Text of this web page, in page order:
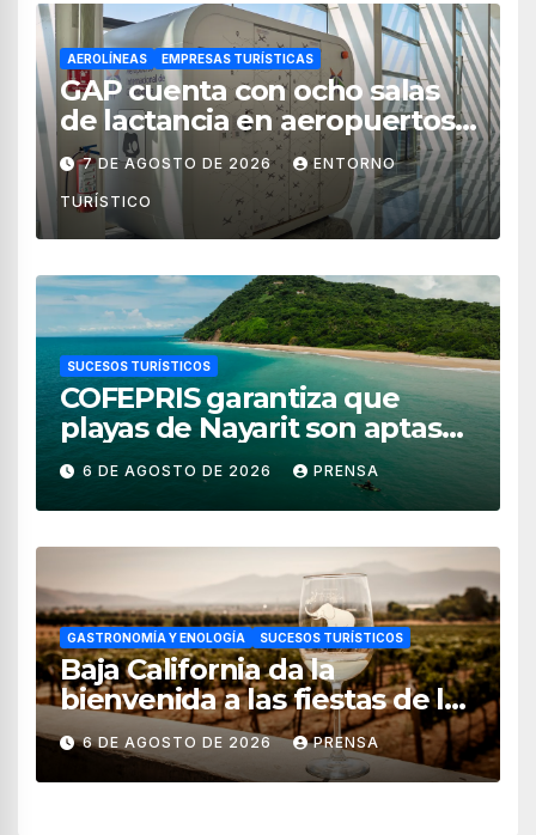
AEROLÍNEAS EMPRESAS TURÍSTICAS
GAP cuenta con ocho salas
de lactancia en aeropuertos
de México
7 DE AGOSTO DE 2026 ENTORNO
TURÍSTICO
SUCESOS TURÍSTICOS
COFEPRIS garantiza que
playas de Nayarit son aptas
para uso recreativo
6 DE AGOSTO DE 2026 PRENSA
GASTRONOMÍA Y ENOLOGÍA SUCESOS TURÍSTICOS
Baja California da la
bienvenida a las fiestas de la
vendimia 2026
6 DE AGOSTO DE 2026 PRENSA